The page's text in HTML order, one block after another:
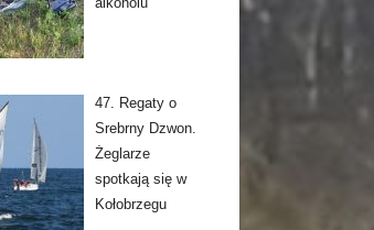
47. Regaty o
Srebrny Dzwon.
Żeglarze
spotkają się w
Kołobrzegu